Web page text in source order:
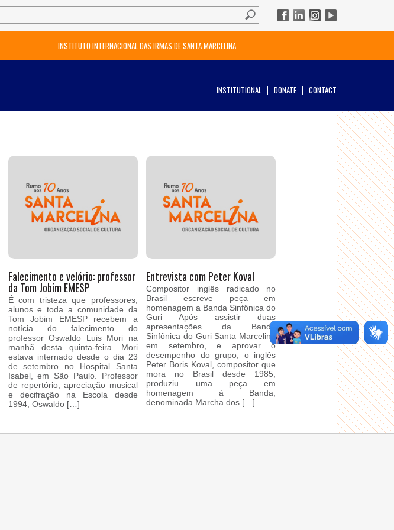
INSTITUTO INTERNACIONAL DAS IRMÃS DE SANTA MARCELINA
INSTITUTIONAL DONATE CONTACT
Falecimento e velório: professor
da Tom Jobim EMESP
É com tristeza que professores,
alunos e toda a comunidade da
Tom Jobim EMESP recebem a
notícia do falecimento do
professor Oswaldo Luis Mori na
manhã desta quinta-feira. Mori
estava internado desde o dia 23
de setembro no Hospital Santa
Isabel, em São Paulo. Professor
de repertório, apreciação musical
e decifração na Escola desde
1994, Oswaldo […]
Entrevista com Peter Koval
Compositor inglês radicado no
Brasil escreve peça em
homenagem a Banda Sinfônica do
Guri Após assistir duas
apresentações da Banda
Sinfônica do Guri Santa Marcelina
em setembro, e aprovar o
desempenho do grupo, o inglês
Peter Boris Koval, compositor que
mora no Brasil desde 1985,
produziu uma peça em
homenagem à Banda,
denominada Marcha dos […]